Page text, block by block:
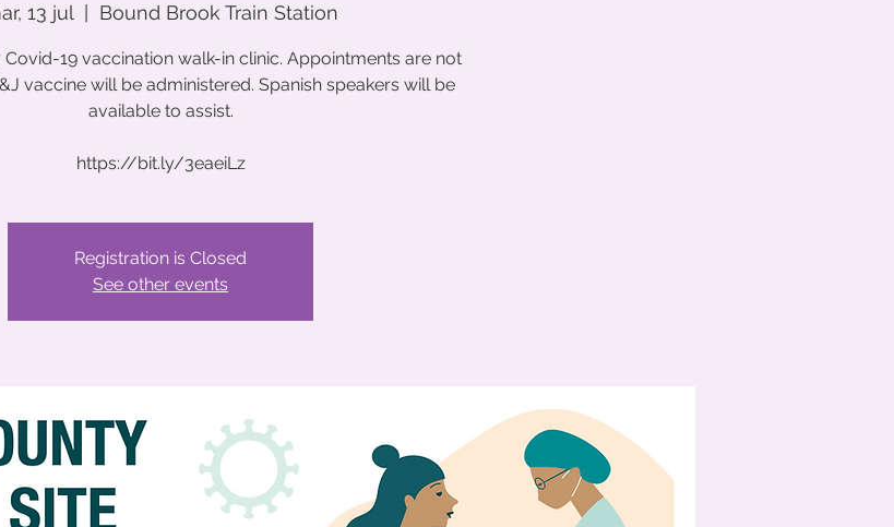
13 jul Bound Brook Train Station
19 vaccination walk-in clinic. Appointments are not
vaccine will be administered. Spanish speakers will be
available to assist.
https://bit.ly/3eaeiLz
Registration is Closed
See other events